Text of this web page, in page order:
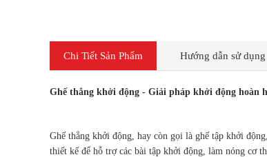
Chi Tiết Sản Phẩm Hướng dẫn sử dụng
Ghế thẳng khởi động - Giải pháp khởi động hoàn
Ghế thẳng khởi động, hay còn gọi là ghế tập khởi
thiết kế để hỗ trợ các bài tập khởi động, làm nóng cơ